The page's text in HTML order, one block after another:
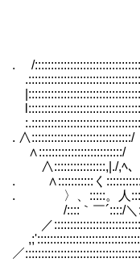
. /
.
. ∧:::::::::::
. 〉、:::::。人
/::::｀￣´::::/＼
／:::::::::::::::::::::::::::::
／